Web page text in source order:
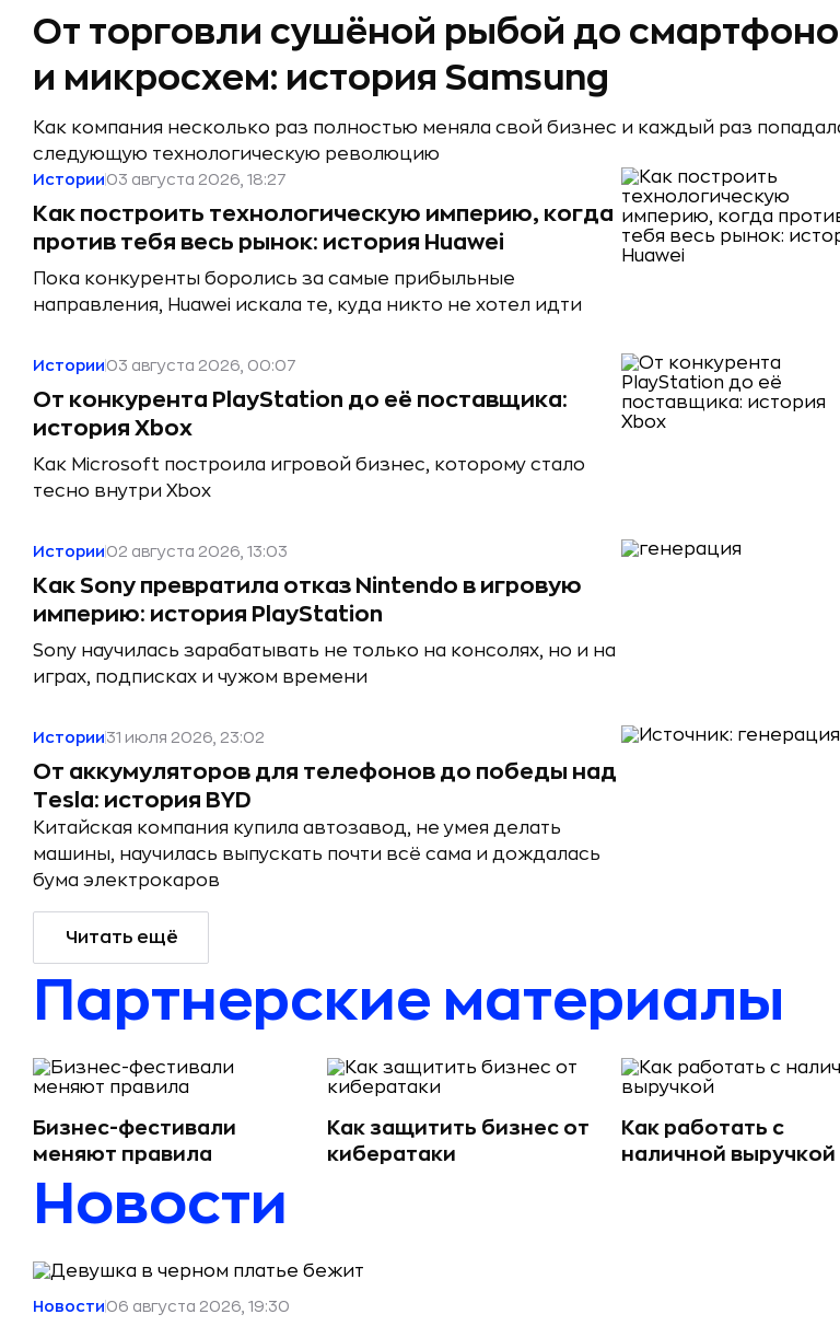
От торговли сушёной рыбой до
и микросхем: история Samsung
Как компания несколько раз полностью меняла свой бизнес и каждый раз
следующую технологическую революцию
Истории 03 августа 2026, 18:27
Как построить технологическую империю, когда
против тебя весь рынок: история Huawei
Пока конкуренты боролись за самые прибыльные
направления, Huawei искала те, куда никто не хотел идти
Истории 03 августа 2026, 00:07
От конкурента PlayStation до её поставщика:
история Xbox
Как Microsoft построила игровой бизнес, которому стало
тесно внутри Xbox
Истории 02 августа 2026, 13:03
Как Sony превратила отказ Nintendo в игровую
империю: история PlayStation
Sony научилась зарабатывать не только на консолях, но и на
играх, подписках и чужом времени
Истории 31 июля 2026, 23:02
От аккумуляторов для телефонов до победы над
Tesla: история BYD
Китайская компания купила автозавод, не умея делать
машины, научилась выпускать почти всё сама и дождалась
бума электрокаров
Читать ещё
Партнерские материалы
Бизнес-фестивали
меняют правила
Как защитить бизнес от
кибератаки
Как работать с
наличной выручкой
Новости
Новости 06 августа 2026, 19:30